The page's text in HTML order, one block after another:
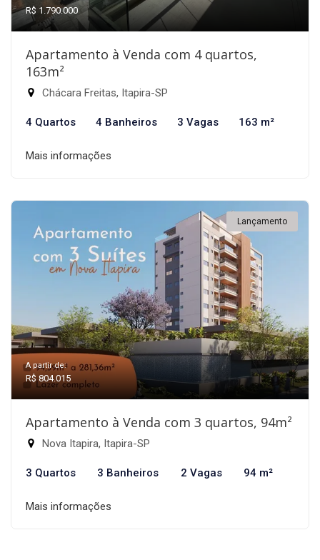
R$ 1.790.000
Apartamento à Venda com 4 quartos,
163m²
Chácara Freitas, Itapira-SP
4 Quartos 4 Banheiros 3 Vagas 163 m²
Mais informações
Lançamento
A partir de:
R$ 804.015
Apartamento à Venda com 3 quartos, 94m²
Nova Itapira, Itapira-SP
3 Quartos 3 Banheiros 2 Vagas 94 m²
Mais informações